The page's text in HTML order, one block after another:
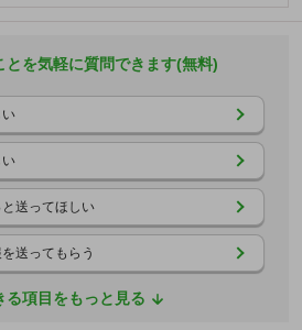
とを気軽に質問できます(無料)
送ってほしい
送ってもらう
る項目をもっと見る